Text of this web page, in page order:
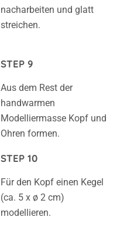
nacharbeiten und glatt
streichen.
STEP 9
Aus dem Rest der
handwarmen
Modelliermasse Kopf und
Ohren formen.
STEP 10
Für den Kopf einen Kegel
(ca. 5 x ø 2 cm)
modellieren.